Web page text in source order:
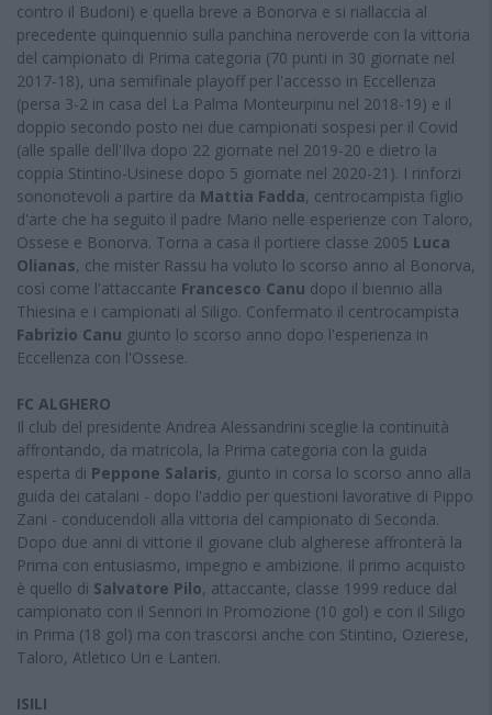
contro il Budoni) e quella breve a Bonorva e si riallaccia al
precedente quinquennio sulla panchina neroverde con la vittoria
del campionato di Prima categoria (70 punti in 30 giornate nel
2017-18), una semifinale playoff per l'accesso in Eccellenza
(persa 3-2 in casa del La Palma Monteurpinu nel 2018-19) e il
doppio secondo posto nei due campionati sospesi per il Covid
(alle spalle dell'Ilva dopo 22 giornate nel 2019-20 e dietro la
coppia Stintino-Usinese dopo 5 giornate nel 2020-21). I rinforzi
sononotevoli a partire da Mattia Fadda, centrocampista figlio
d'arte che ha seguito il padre Mario nelle esperienze con Taloro,
Ossese e Bonorva. Torna a casa il portiere classe 2005 Luca
Olianas, che mister Rassu ha voluto lo scorso anno al Bonorva,
così come l'attaccante Francesco Canu dopo il biennio alla
Thiesina e i campionati al Siligo. Confermato il centrocampista
Fabrizio Canu giunto lo scorso anno dopo l'esperienza in
Eccellenza con l'Ossese.
FC ALGHERO
Il club del presidente Andrea Alessandrini sceglie la continuità
affrontando, da matricola, la Prima categoria con la guida
esperta di Peppone Salaris, giunto in corsa lo scorso anno alla
guida dei catalani - dopo l'addio per questioni lavorative di Pippo
Zani - conducendoli alla vittoria del campionato di Seconda.
Dopo due anni di vittorie il giovane club algherese affronterà la
Prima con entusiasmo, impegno e ambizione. Il primo acquisto
è quello di Salvatore Pilo, attaccante, classe 1999 reduce dal
campionato con il Sennori in Promozione (10 gol) e con il Siligo
in Prima (18 gol) ma con trascorsi anche con Stintino, Ozierese,
Taloro, Atletico Uri e Lanteri.
ISILI